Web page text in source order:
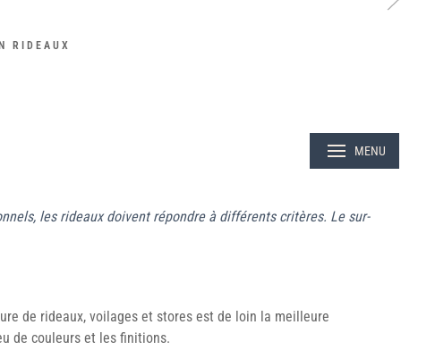
RIDEAUX
les rideaux doivent répondre à différents critères. Le sur-
de rideaux, voilages et stores est de loin la meilleure
de couleurs et les finitions.